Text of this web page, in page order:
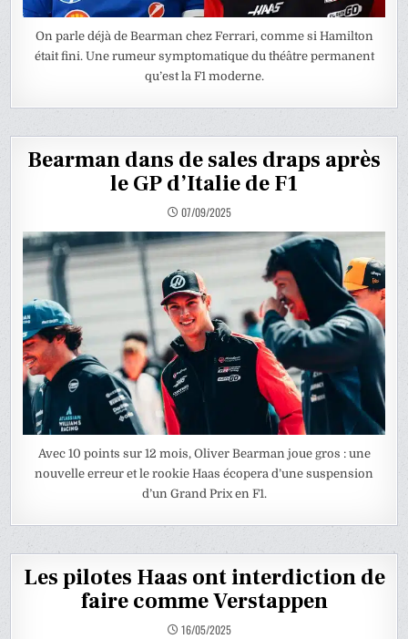
On parle déjà de Bearman chez Ferrari, comme si Hamilton
était fini. Une rumeur symptomatique du théâtre permanent
qu’est la F1 moderne.
Bearman dans de sales draps après
le GP d’Italie de F1
07/09/2025
Avec 10 points sur 12 mois, Oliver Bearman joue gros : une
nouvelle erreur et le rookie Haas écopera d’une suspension
d’un Grand Prix en F1.
Les pilotes Haas ont interdiction de
faire comme Verstappen
16/05/2025